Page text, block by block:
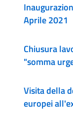
Aprile 2021
Chiusura
"somma
Visita della
europei